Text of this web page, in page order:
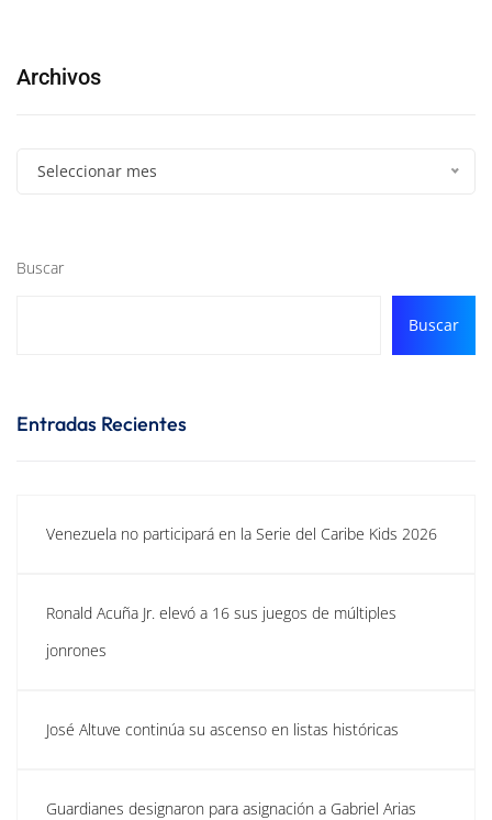
Archivos
Seleccionar mes
Buscar
Buscar
Entradas Recientes
Venezuela no participará en la Serie del Caribe Kids 2026
Ronald Acuña Jr. elevó a 16 sus juegos de múltiples
jonrones
José Altuve continúa su ascenso en listas históricas
Guardianes designaron para asignación a Gabriel Arias